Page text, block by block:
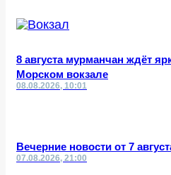
8 августа мурманчан ждёт
Морском вокзале
08.08.2026, 10:01
Вечерние новости от 7
07.08.2026, 21:00